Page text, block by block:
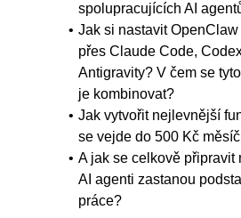
spolupracujících AI
Jak si nastavit
přes Claude Code,
Antigravity? V čem se
je kombinovat?
Jak vytvořit nejlevnější
se vejde do 500 Kč
A jak se celkově připravit
AI agenti zastanou
práce?